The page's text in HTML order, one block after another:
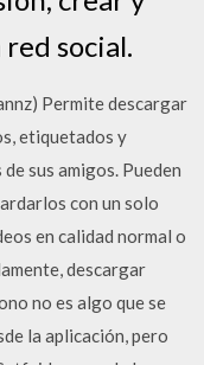
social.
Permite descargar
etiquetados y
sus amigos. Pueden
con un solo
en calidad normal o
descargar
no es algo que se
la aplicación, pero